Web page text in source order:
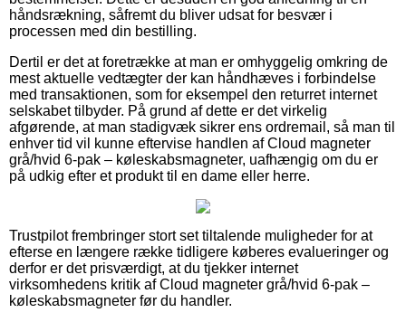
håndsrækning, såfremt du bliver udsat for besvær i
processen med din bestilling.
Dertil er det at foretrække at man er omhyggelig omkring de
mest aktuelle vedtægter der kan håndhæves i forbindelse
med transaktionen, som for eksempel den returret internet
selskabet tilbyder. På grund af dette er det virkelig
afgørende, at man stadigvæk sikrer ens ordremail, så man til
enhver tid vil kunne eftervise handlen af Cloud magneter
grå/hvid 6-pak – køleskabsmagneter, uafhængig om du er
på udkig efter et produkt til en dame eller herre.
Trustpilot frembringer stort set tiltalende muligheder for at
efterse en længere række tidligere køberes evalueringer og
derfor er det prisværdigt, at du tjekker internet
virksomhedens kritik af Cloud magneter grå/hvid 6-pak –
køleskabsmagneter før du handler.